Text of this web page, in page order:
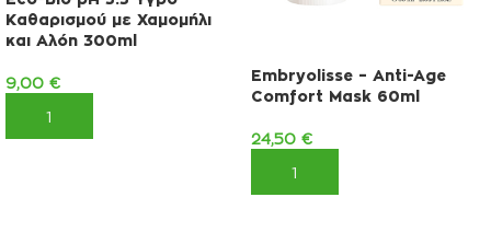
Καθαρισμού με Χαμομήλι
και Αλόη 300ml
9,00 €
ΠΡΟΣΘΉΚΗ ΣΤΟ ΚΑΛΆΘΙ
Embryolisse – Anti-Age
Comfort Mask 60ml
24,50 €
ΠΡΟΣΘΉΚΗ ΣΤΟ ΚΑΛΆΘΙ